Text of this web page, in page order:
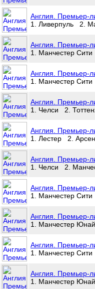
Англия. Премьер-
1. Ливерпуль 2.
Англия. Премьер-
1. Манчестер
Англия. Премьер-
1. Манчестер
Англия. Премьер-
1. Челси 2.
Англия. Премьер-
1. Лестер 2.
Англия. Премьер-
1. Челси 2.
Англия. Премьер-
1. Манчестер
Англия. Премьер-
1. Манчестер
Англия. Премьер-
1. Манчестер
Англия. Премьер-
1. Манчестер